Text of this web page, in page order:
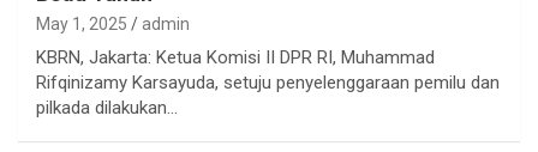
May 1, 2025 admin
KBRN, Jakarta: Ketua Komisi II DPR RI, Muhammad
Rifqinizamy Karsayuda, setuju penyelenggaraan pemilu dan
pilkada dilakukan…